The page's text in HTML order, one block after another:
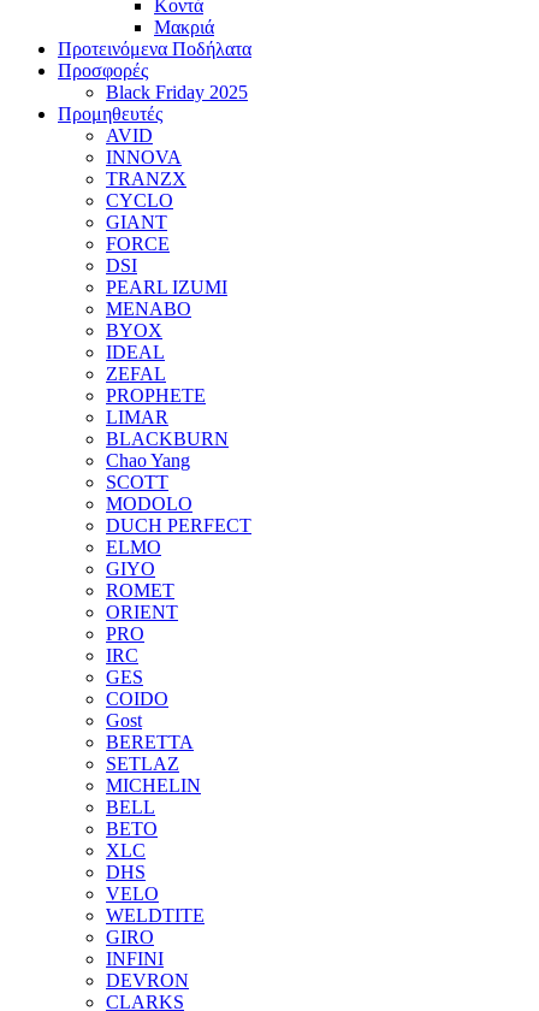
Κοντά
Μακριά
Προτεινόμενα Ποδήλατα
Προσφορές
Black Friday 2025
Προμηθευτές
AVID
INNOVA
TRANZX
CYCLO
GIANT
FORCE
DSI
PEARL IZUMI
MENABO
BYOX
IDEAL
ZEFAL
PROPHETE
LIMAR
BLACKBURN
Chao Yang
SCOTT
MODOLO
DUCH PERFECT
ELMO
GIYO
ROMET
ORIENT
PRO
IRC
GES
COIDO
Gost
BERETTA
SETLAZ
MICHELIN
BELL
BETO
XLC
DHS
VELO
WELDTITE
GIRO
INFINI
DEVRON
CLARKS